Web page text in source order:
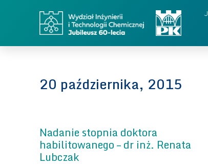
20 października, 2015
Nadanie stopnia doktora
habilitowanego – dr inż. Renata
Lubczak